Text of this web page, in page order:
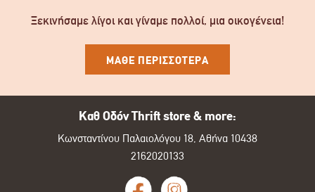
Ξεκινήσαμε λίγοι και γίναμε πολλοί, μια οικογένεια!
ΜΑΘΕ ΠΕΡΙΣΣΟΤΕΡΑ
Καθ Οδόν Thrift store & more:
Κωνσταντίνου Παλαιολόγου 18, Αθήνα 10438
2162020133